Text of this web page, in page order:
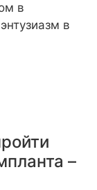
в
в
–